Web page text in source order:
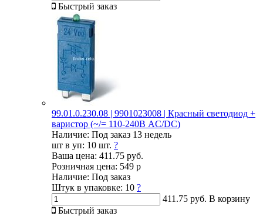
Быстрый заказ
99.01.0.230.08 | 9901023008 | Красный светодиод +
варистор (~/= 110-240В AC/DC)
Наличие: Под заказ 13 недель
шт в уп: 10 шт. ?
Ваша цена: 411.75 руб.
Розничная цена: 549 р
Наличие: Под заказ
Штук в упаковке: 10 ?
411.75 руб. В корзину
Быстрый заказ